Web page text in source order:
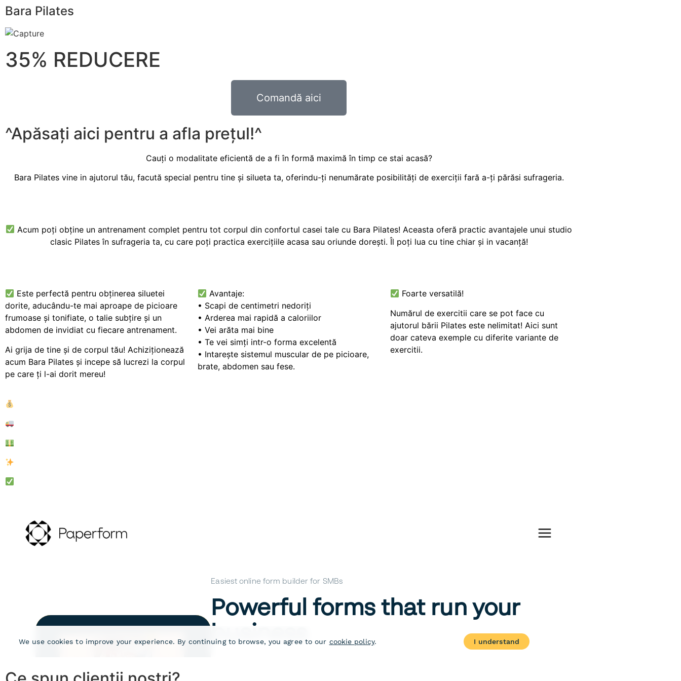
Bara Pilates
35% REDUCERE
Comandă aici
^Apăsați aici pentru a afla prețul!^
Cauți o modalitate eficientă de a fi în formă maximă în timp ce stai acasă?
Bara Pilates vine in ajutorul tău, facută special pentru tine și silueta ta, oferindu-ți nenumărate posibilități de exerciții fară a-ți părăsi sufrageria.
Acum poți obține un antrenament complet pentru tot corpul din confortul casei tale cu Bara Pilates! Aceasta oferă practic avantajele unui studio
clasic Pilates în sufrageria ta, cu care poți practica exercițiile acasa sau oriunde dorești. Îl poți lua cu tine chiar și in vacanță!
Este perfectă pentru obținerea siluetei
dorite, aducându-te mai aproape de picioare
frumoase și tonifiate, o talie subțire și un
abdomen de invidiat cu fiecare antrenament.
Ai grija de tine și de corpul tău! Achiziționează
acum Bara Pilates și incepe să lucrezi la corpul
pe care ți l-ai dorit mereu!
Avantaje:
• Scapi de centimetri nedoriți
• Arderea mai rapidă a caloriilor
• Vei arăta mai bine
• Te vei simți intr-o forma excelentă
• Intarește sistemul muscular de pe picioare,
brate, abdomen sau fese.
Foarte versatilă!
Numărul de exercitii care se pot face cu
ajutorul bării Pilates este nelimitat! Aici sunt
doar cateva exemple cu diferite variante de
exercitii.